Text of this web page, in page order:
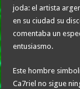
joda: el artista
en su ciudad su
comentaba un
entusiasmo.
Este hombre
Ca7riel no sigue